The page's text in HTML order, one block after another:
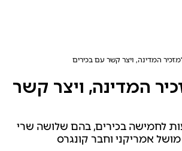
המדינה, ויצר קשר עם בכירים
המדינה, ויצר קשר
לחמישה בכירים, בהם שלושה שרי
אמריקני וחבר קונגרס